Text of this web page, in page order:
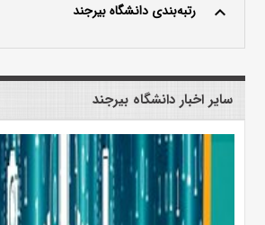
keyboard_arrow_up رتبه‌بندی دانشگاه بیرجند
سایر اخبار دانشگاه بیرجند